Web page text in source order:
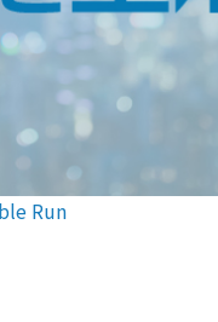
Run